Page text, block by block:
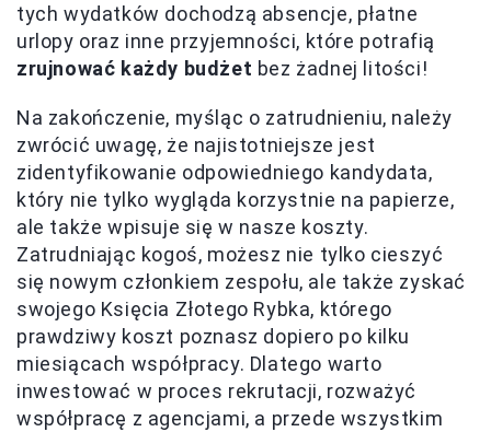
tych wydatków dochodzą absencje, płatne
urlopy oraz inne przyjemności, które potrafią
zrujnować każdy budżet bez żadnej litości!
Na zakończenie, myśląc o zatrudnieniu, należy
zwrócić uwagę, że najistotniejsze jest
zidentyfikowanie odpowiedniego kandydata,
który nie tylko wygląda korzystnie na papierze,
ale także wpisuje się w nasze koszty.
Zatrudniając kogoś, możesz nie tylko cieszyć
się nowym członkiem zespołu, ale także zyskać
swojego Księcia Złotego Rybka, którego
prawdziwy koszt poznasz dopiero po kilku
miesiącach współpracy. Dlatego warto
inwestować w proces rekrutacji, rozważyć
współpracę z agencjami, a przede wszystkim